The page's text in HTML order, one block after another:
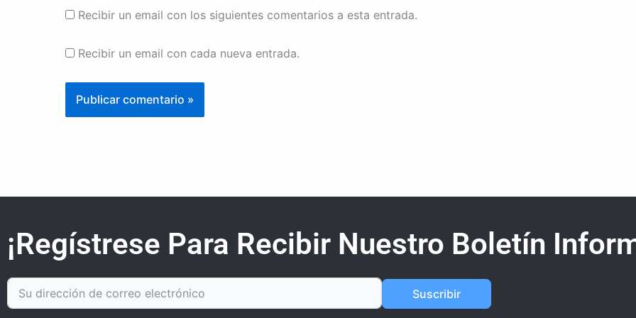
Recibir un email con los siguientes comentarios a esta entrada.
Recibir un email con cada nueva entrada.
¡Regístrese Para Recibir Nuestro Boletín
Suscribir